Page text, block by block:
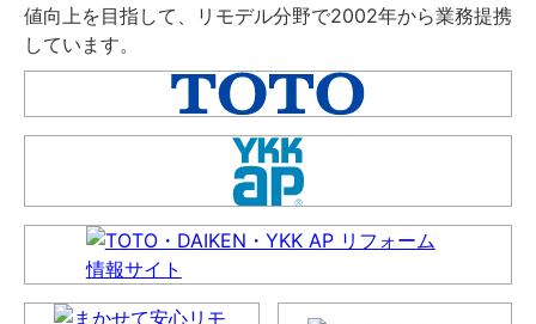
値向上を目指して、リモデル分野で2002年から業務提携
しています。